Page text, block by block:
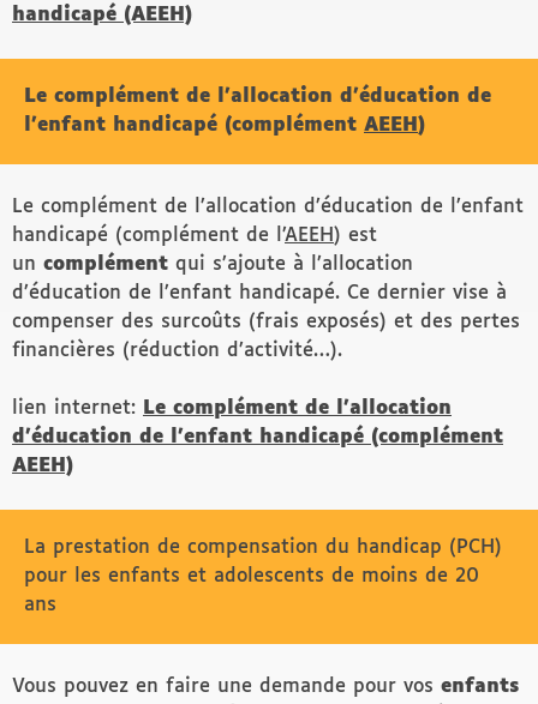
handicapé (AEEH)
Le complément de
l’allocation d’éducation de
l’enfant handicapé (complément AEEH )
Le complément de l’allocation d’éducation de l’enfant
handicapé (complément de l’AEEH ) est
un complément qui s’ajoute à l’allocation
d’éducation de l’enfant handicapé. Ce dernier vise à
compenser des surcoûts (frais exposés) et des pertes
financières (réduction d’activité…).
lien internet: Le complément de l’allocation
d’éducation de l’enfant handicapé (complément
AEEH)
La prestation de compensation du handicap (PCH)
pour les enfants et adolescents de moins de 20
ans
Vous pouvez en faire une demande pour vos enfants